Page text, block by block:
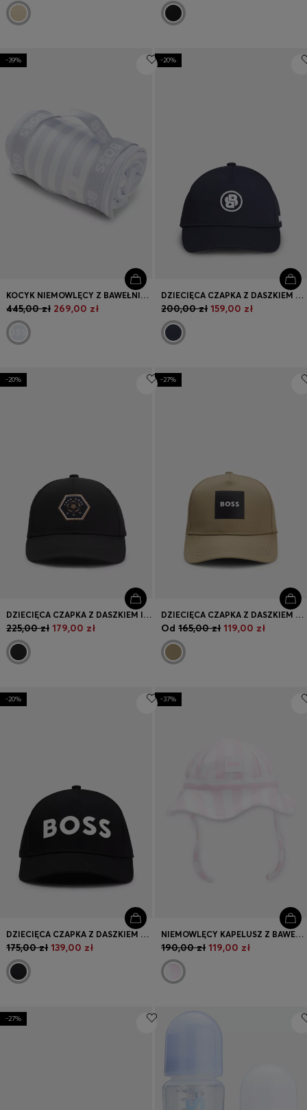
-39%
KOCYK NIEMOWLĘCY Z BAWEŁNIANEGO AKSAMITU Z PASKIEM DO PRZENOSZENIA
445,00 zł 269,00 zł
-20%
DZIECIĘCA CZAPKA Z DASZKIEM Z WYSZYWANYM MONOGRAMEM DOUBLE B
200,00 zł 159,00 zł
-20%
DZIECIĘCA CZAPKA Z DASZKIEM I WYSZYWANYM LOGO Z TYŁU
225,00 zł 179,00 zł
-27%
DZIECIĘCA CZAPKA Z DASZKIEM Z DIAGONALU Z NADRUKOWANYM LOGO
Od 165,00 zł 119,00 zł
-20%
DZIECIĘCA CZAPKA Z DASZKIEM Z BAWEŁNIANEGO DIAGONALU Z GUMOWYM NADRUKIEM LOGO
175,00 zł 139,00 zł
-37%
NIEMOWLĘCY KAPELUSZ Z BAWEŁNIANEGO DŻERSEJU W PASKI
190,00 zł 119,00 zł
-27%